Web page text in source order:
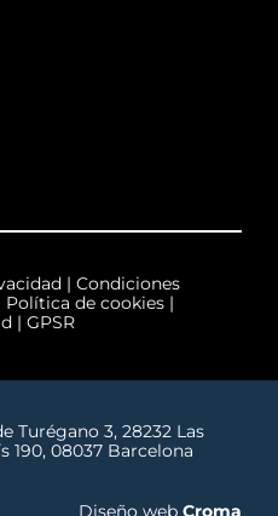
| Condiciones
Política de cookies|
| GPSR
Turégano 3, 28232 Las
190, 08037 Barcelona
Diseño webCroma